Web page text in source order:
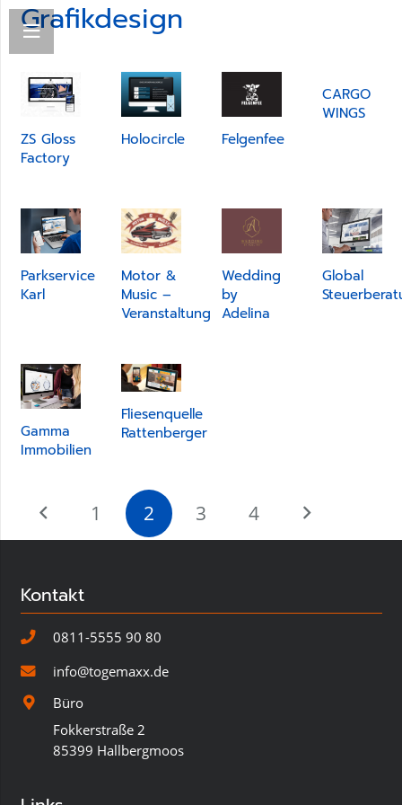
Grafikdesign
ZS Gloss
Factory
Holocircle Felgenfee
CARGO
WINGS
Parkservice
Karl
Motor &
Music –
Veranstaltung
Wedding
by
Adelina
Global
Gamma
Immobilien
Fliesenquelle
Rattenberger
1 2 3 4
Kontakt
0811-5555 90 80
info@togemaxx.de
Büro
Fokkerstraße 2
85399 Hallbergmoos